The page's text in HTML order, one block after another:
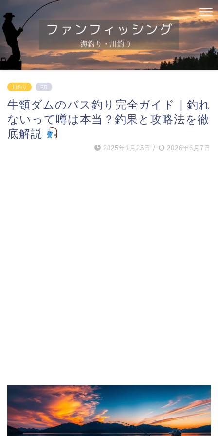
川釣り PR
牛頸ダムのバス釣り完全ガイド｜釣れ
ないって噂は本当？釣果と攻略法を徹
底解説
2025年1月25日 / 2026年6月7日